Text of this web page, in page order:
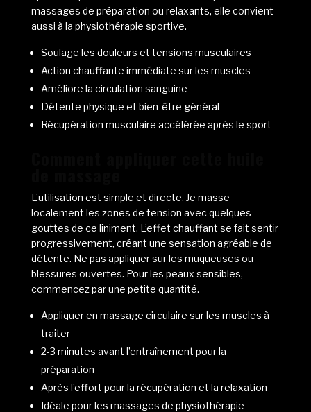
massages de préparation ou relaxants, elle convient
aussi à la physiothérapie sportive.
Soulage les douleurs et tensions musculaires
Action chauffante immédiate sur les muscles
Améliore la circulation sanguine
Détente physique et bien-être général
Récupération musculaire accélérée après le sport
L’utilisation est simple et directe. Je masse
localement les zones de tension avec quelques
gouttes de ce liniment. L’effet chauffant se fait sentir
progressivement, créant une sensation agréable de
détente. Ne pas appliquer sur les muqueuses ou
blessures ouvertes. Pour les peaux sensibles,
commencez par une petite quantité.
Appliquer en massage circulaire sur les muscles à
traiter
2-3 minutes avant l’entraînement pour la
préparation
Après l’effort pour la récupération et la relaxation
Idéale pour les massages de physiothérapie